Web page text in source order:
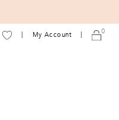
My Account 0